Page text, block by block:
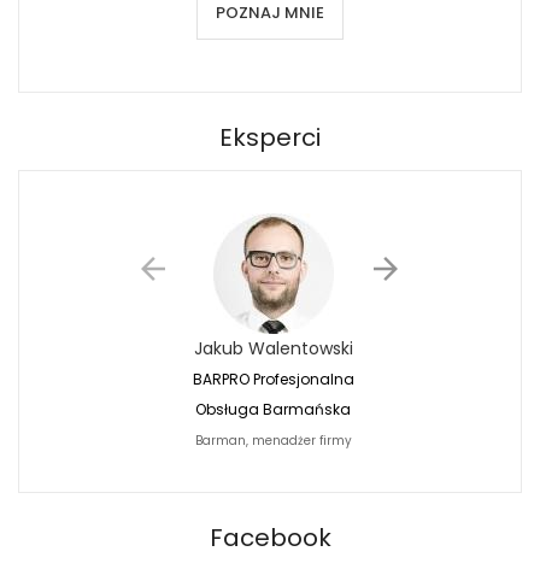
POZNAJ MNIE
Eksperci
Jakub Walentowski
BARPRO Profesjonalna
Obsługa Barmańska
Barman, menadżer firmy
Facebook